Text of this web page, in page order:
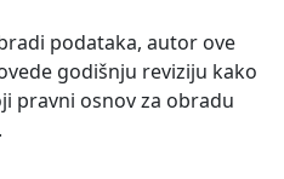
podataka, autor ove
godišnju reviziju kako
pravni osnov za obradu